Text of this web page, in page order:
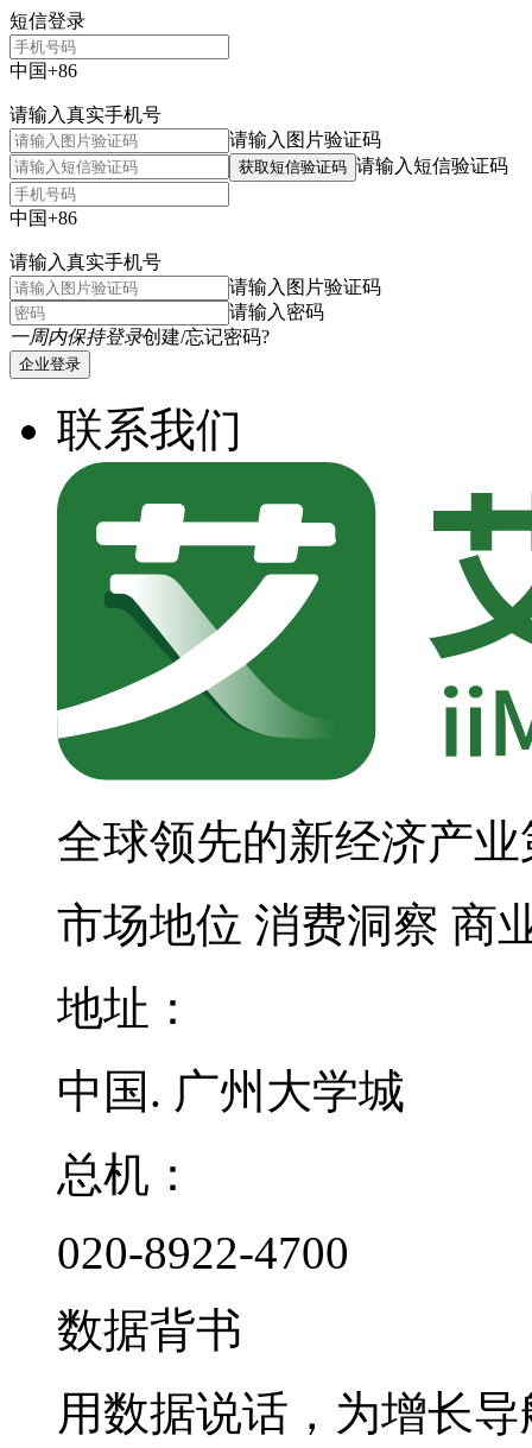
短信登录
中国+86
请输入真实手机号
请输入图片验证码
获取短信验证码 请输入短信验证码
中国+86
请输入真实手机号
请输入图片验证码
请输入密码
一周内保持登录创建/忘记密码?
企业登录
联系我们
全球领先的新经济产
市场地位 消费洞察 商
地址：
中国. 广州大学城
总机：
020-8922-4700
数据背书
用数据说话，为增长导